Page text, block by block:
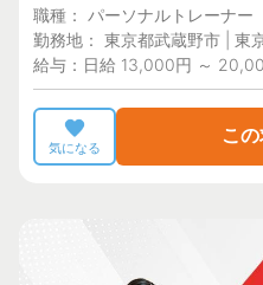
職種： パーソナルトレーナー
勤務地： 東京都武蔵野市 | 東
給与：日給 13,000円 ～
気になる
こ